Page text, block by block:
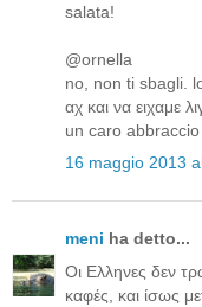
salata!
@ornella
no, non ti sbagli.
αχ και να ειχαμε
un caro abbraccio
16 maggio 2013
meni ha detto...
Οι Ελληνες δεν
καφές, και ίσως